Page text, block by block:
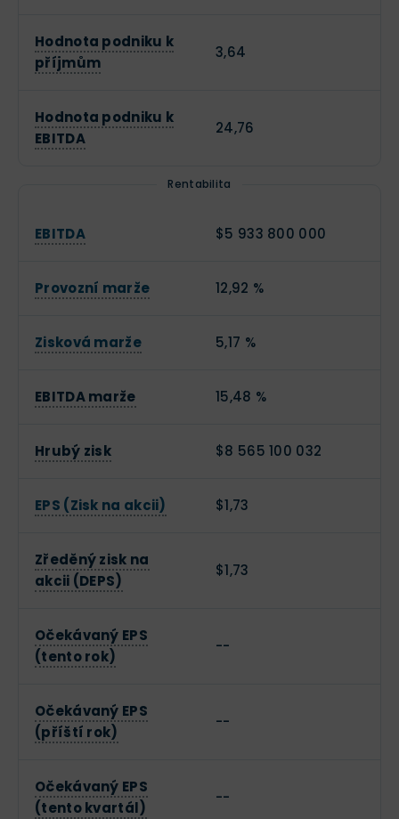
Hodnota podniku k
příjmům
3,64
Hodnota podniku k
EBITDA
24,76
Rentabilita
EBITDA $5 933 800 000
Provozní marže 12,92 %
Zisková marže 5,17 %
EBITDA marže 15,48 %
Hrubý zisk $8 565 100 032
EPS (Zisk na akcii) $1,73
Zředěný zisk na
akcii (DEPS)
$1,73
Očekávaný EPS
(tento rok)
--
Očekávaný EPS
(příští rok)
--
Očekávaný EPS
(tento kvartál)
--